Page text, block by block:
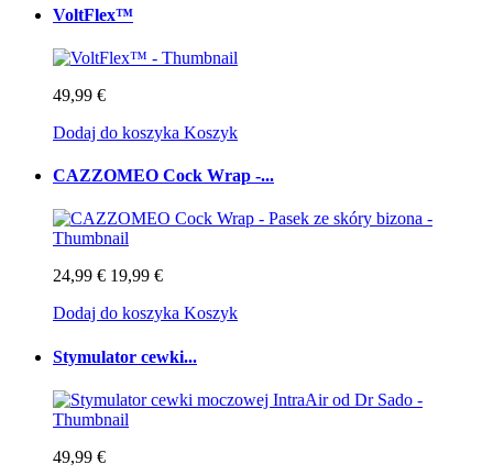
VoltFlex™
49,99 €
Dodaj do koszyka Koszyk
CAZZOMEO Cock Wrap -...
24,99 € 19,99 €
Dodaj do koszyka Koszyk
Stymulator cewki...
49,99 €